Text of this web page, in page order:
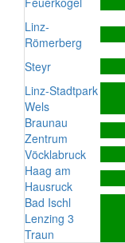
Linz-
Römerberg
Steyr
Linz-Stadtpark
Wels
Braunau
Zentrum
Vöcklabruck
Haag am
Hausruck
Bad Ischl
Lenzing 3
Traun